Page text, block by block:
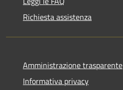
Richiesta assistenza
Amministrazione trasparente
Informativa privacy